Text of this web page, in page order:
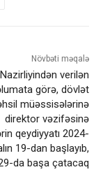
Növbəti məqalə
verilən
görə, dövlət
müəssisələrinə
direktor vəzifəsinə
qeydiyyatı 2024-
19-dan başlayıb,
da başa çatacaq